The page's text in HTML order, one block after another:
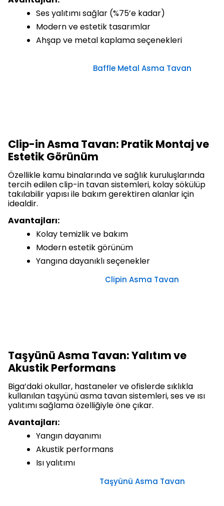
Ses yalıtımı sağlar (%75’e kadar)
Modern ve estetik tasarımlar
Ahşap ve metal kaplama seçenekleri
Baffle Metal Asma Tavan
Clip-in Asma Tavan: Pratik Montaj ve
Estetik Görünüm
Özellikle kamu binalarında ve sağlık kuruluşlarında
tercih edilen clip-in tavan sistemleri, kolay sökülüp
takılabilir yapısı ile bakım gerektiren alanlar için
idealdir.
Avantajları:
Kolay temizlik ve bakım
Modern estetik görünüm
Yangına dayanıklı seçenekler
Clipin Asma Tavan
Taşyünü Asma Tavan: Yalıtım ve
Akustik Performans
Biga’daki okullar, hastaneler ve ofislerde sıklıkla
kullanılan taşyünü asma tavan sistemleri, ses ve ısı
yalıtımı sağlama özelliğiyle öne çıkar.
Avantajları:
Yangın dayanımı
Akustik performans
Isı yalıtımı
Taşyünü Asma Tavan